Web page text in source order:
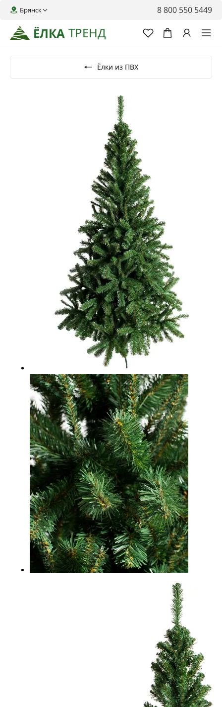
ЁЛКА ТРЕНД
Брянск 8 800 550 5449
Ёлки из ПВХ